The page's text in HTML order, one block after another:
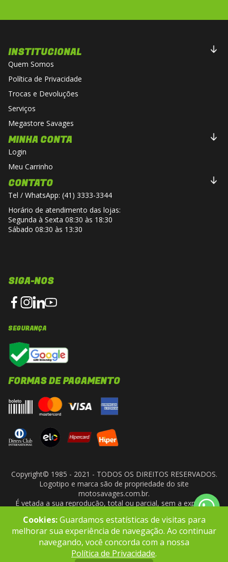
INSTITUCIONAL
Quem Somos
Política de Privacidade
Trocas e Devoluções
Serviços
Megastore Savages
MINHA CONTA
Login
Meu Carrinho
CONTATO
Tel / WhatsApp: (41) 3333-3344
Horário de atendimento das lojas:
Segunda à Sexta 08:30 às 18:30
Sábado 08:30 às 13:30
SIGA-NOS
SEGURANÇA
FORMAS DE PAGAMENTO
Copyright© 1985 - 2021 - TODOS OS DIREITOS RESERVADOS.
Logotipo e marca são de propriedade do site
motosavages.com.br.
É vetada a sua reprodução, total ou parcial, sem a expressa
- CNPJ: 10.927.924/0001-91
Cookies:Guardamos estatísticas de visitas para
melhorar sua experiência de navegação. Ao continuar
navegando, você concorda com a nossa
Política de Privacidade.